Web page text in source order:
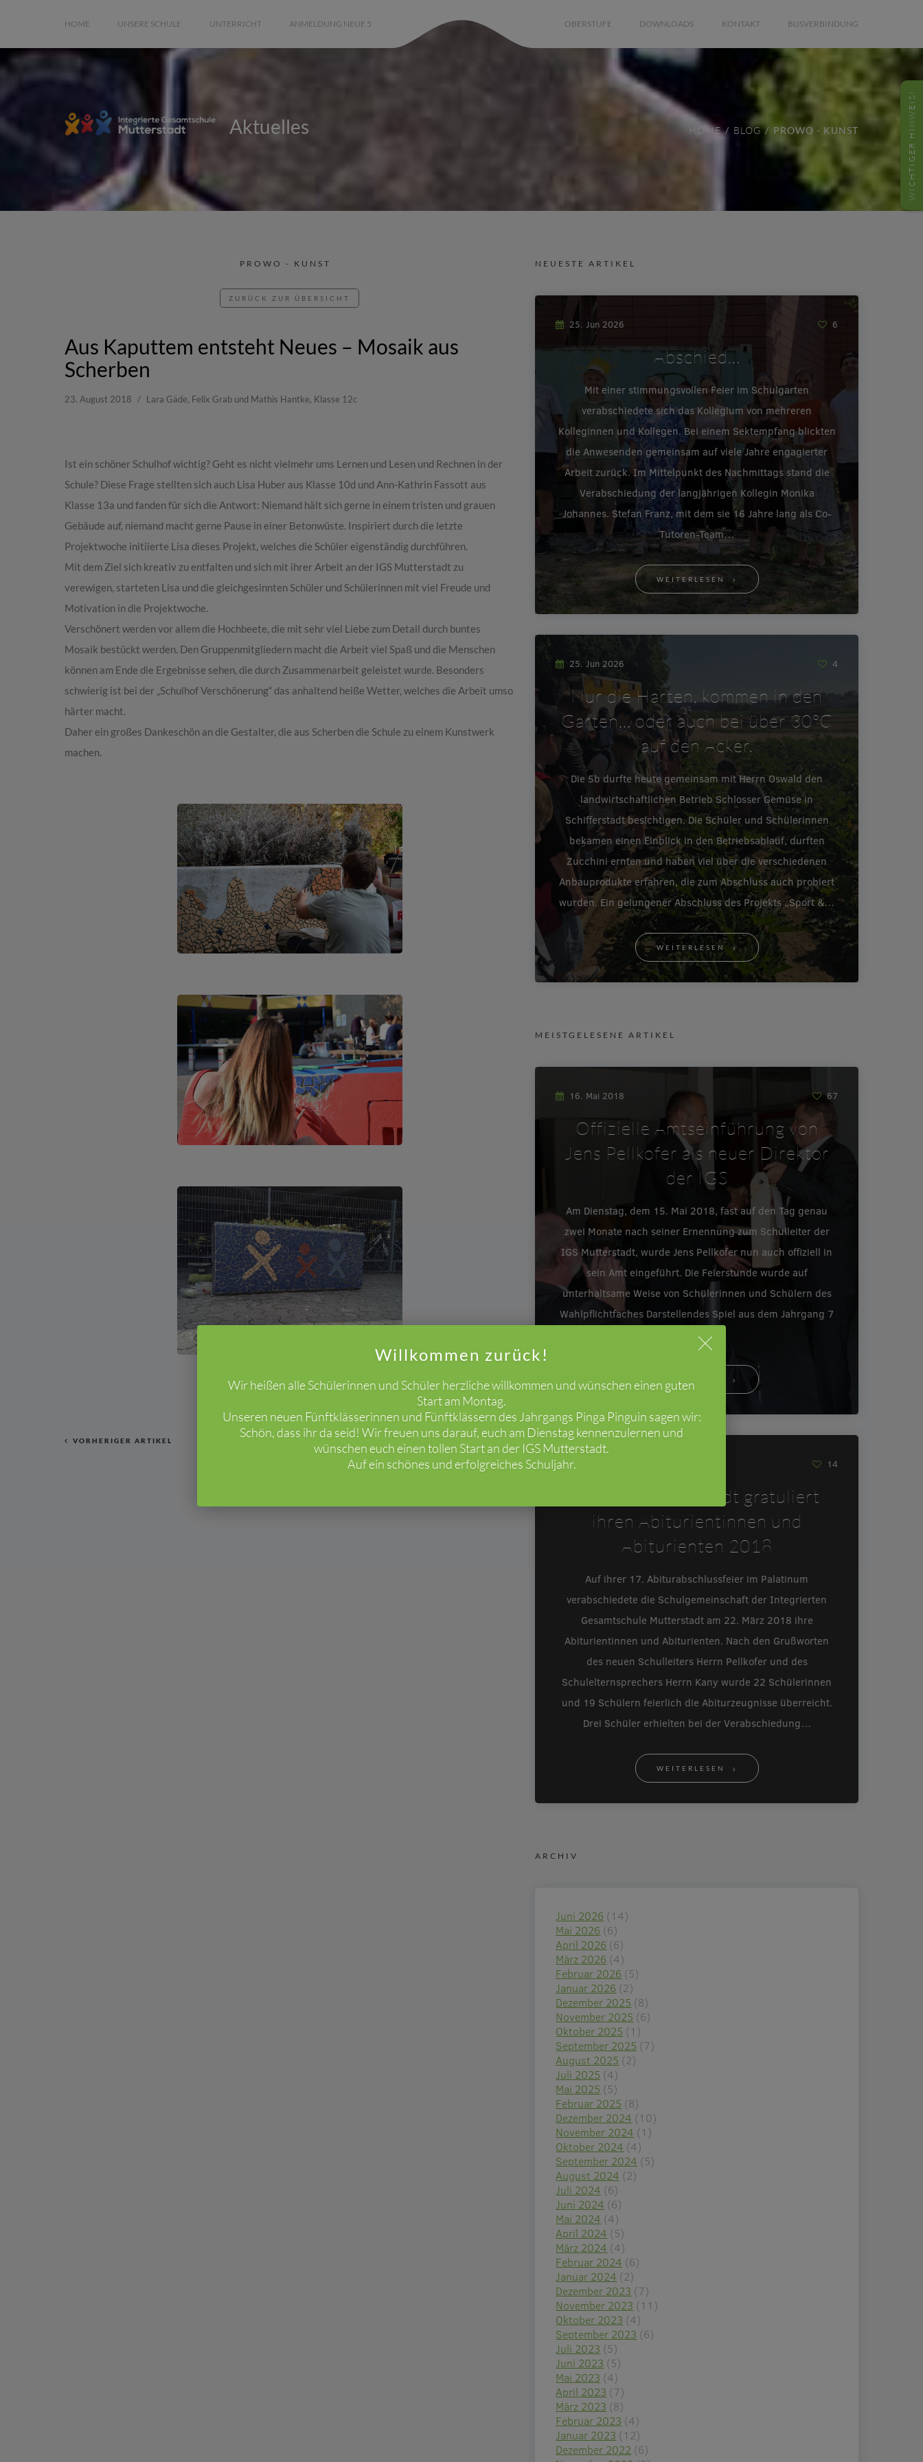
WICHTIGER HINWEIS!
Willkommen zurück!
Wir heißen alle Schülerinnen und Schüler herzliche willkommen und wünschen einen guten
Start am Montag.
Unseren neuen Fünftklässerinnen und Fünftklässern des Jahrgangs Pinga Pinguin sagen wir:
Schön, dass ihr da seid! Wir freuen uns darauf, euch am Dienstag kennenzulernen und
wünschen euch einen tollen Start an der IGS Mutterstadt.
Auf ein schönes und erfolgreiches Schuljahr.
HOME UNSERE SCHULE UNTERRICHT ANMELDUNG NEUE 5 OBERSTUFE DOWNLOADS KONTAKT BUSVERBINDUNG
Aktuelles HOME BLOG PROWO - KUNST
PROWO - KUNST
ZURÜCK ZUR ÜBERSICHT
Aus Kaputtem entsteht Neues – Mosaik aus
Scherben
23. August 2018 Lara Gäde, Felix Grab und Mathis Hantke, Klasse 12c
Ist ein schöner Schulhof wichtig? Geht es nicht vielmehr ums Lernen und Lesen und Rechnen in der
Schule? Diese Frage stellten sich auch Lisa Huber aus Klasse 10d und Ann-Kathrin Fassott aus
Klasse 13a und fanden für sich die Antwort: Niemand hält sich gerne in einem tristen und grauen
Gebäude auf, niemand macht gerne Pause in einer Betonwüste. Inspiriert durch die letzte
Projektwoche initiierte Lisa dieses Projekt, welches die Schüler eigenständig durchführen.
Mit dem Ziel sich kreativ zu entfalten und sich mit ihrer Arbeit an der IGS Mutterstadt zu
verewigen, starteten Lisa und die gleichgesinnten Schüler und Schülerinnen mit viel Freude und
Motivation in die Projektwoche.
Verschönert werden vor allem die Hochbeete, die mit sehr viel Liebe zum Detail durch buntes
Mosaik bestückt werden. Den Gruppenmitgliedern macht die Arbeit viel Spaß und die Menschen
können am Ende die Ergebnisse sehen, die durch Zusammenarbeit geleistet wurde. Besonders
schwierig ist bei der „Schulhof Verschönerung“ das anhaltend heiße Wetter, welches die Arbeit umso
härter macht.
Daher ein großes Dankeschön an die Gestalter, die aus Scherben die Schule zu einem Kunstwerk
machen.
VORHERIGER ARTIKEL ARTIKEL NÄCHSTER ARTIKEL
NEUESTE ARTIKEL
25. Jun 2026 6
Abschied…
Mit einer stimmungsvollen Feier im Schulgarten
verabschiedete sich das Kollegium von mehreren
Kolleginnen und Kollegen. Bei einem Sektempfang blickten
die Anwesenden gemeinsam auf viele Jahre engagierter
Arbeit zurück. Im Mittelpunkt des Nachmittags stand die
Verabschiedung der langjährigen Kollegin Monika
Johannes. Stefan Franz, mit dem sie 16 Jahre lang als Co-
Tutoren-Team…
WEITERLESEN
25. Jun 2026 4
Nur die Harten, kommen in den
Garten… oder auch bei über 30°C
auf den Acker.
Die 5b durfte heute gemeinsam mit Herrn Oswald den
landwirtschaftlichen Betrieb Schlosser Gemüse in
Schifferstadt besichtigen. Die Schüler und Schülerinnen
bekamen einen Einblick in den Betriebsablauf, durften
Zucchini ernten und haben viel über die verschiedenen
Anbauprodukte erfahren, die zum Abschluss auch probiert
wurden. Ein gelungener Abschluss des Projekts „Sport &…
WEITERLESEN
MEISTGELESENE ARTIKEL
16. Mai 2018 67
Offizielle Amtseinführung von
Jens Pellkofer als neuer Direktor
der IGS
Am Dienstag, dem 15. Mai 2018, fast auf den Tag genau
zwei Monate nach seiner Ernennung zum Schulleiter der
IGS Mutterstadt, wurde Jens Pellkofer nun auch offiziell in
sein Amt eingeführt. Die Feierstunde wurde auf
unterhaltsame Weise von Schülerinnen und Schülern des
Wahlpflichtfaches Darstellendes Spiel aus dem Jahrgang 7
eröffnet.…
WEITERLESEN
26. Mrz 2018 14
Die IGS Mutterstadt gratuliert
ihren Abiturientinnen und
Abiturienten 2018
Auf ihrer 17. Abiturabschlussfeier im Palatinum
verabschiedete die Schulgemeinschaft der Integrierten
Gesamtschule Mutterstadt am 22. März 2018 ihre
Abiturientinnen und Abiturienten. Nach den Grußworten
des neuen Schulleiters Herrn Pellkofer und des
Schulelternsprechers Herrn Kany wurde 22 Schülerinnen
und 19 Schülern feierlich die Abiturzeugnisse überreicht.
Drei Schüler erhielten bei der Verabschiedung…
WEITERLESEN
ARCHIV
Juni 2026 (14)
Mai 2026 (6)
April 2026 (6)
März 2026 (4)
Februar 2026 (5)
Januar 2026 (2)
Dezember 2025 (8)
November 2025 (6)
Oktober 2025 (1)
September 2025 (7)
August 2025 (2)
Juli 2025 (4)
Mai 2025 (5)
Februar 2025 (8)
Dezember 2024 (10)
November 2024 (1)
Oktober 2024 (4)
September 2024 (5)
August 2024 (2)
Juli 2024 (6)
Juni 2024 (6)
Mai 2024 (4)
April 2024 (5)
März 2024 (4)
Februar 2024 (6)
Januar 2024 (2)
Dezember 2023 (7)
November 2023 (11)
Oktober 2023 (4)
September 2023 (6)
Juli 2023 (5)
Juni 2023 (5)
Mai 2023 (4)
April 2023 (7)
März 2023 (8)
Februar 2023 (4)
Januar 2023 (12)
Dezember 2022 (6)